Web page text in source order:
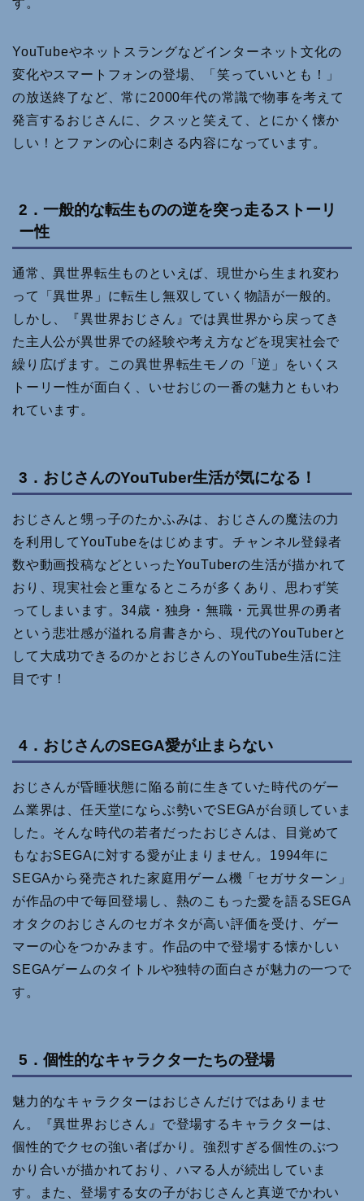
す。
YouTubeやネットスラングなどインターネット文化の
変化やスマートフォンの登場、「笑っていいとも！」
の放送終了など、常に2000年代の常識で物事を考えて
発言するおじさんに、クスッと笑えて、とにかく懐か
しい！とファンの心に刺さる内容になっています。
2．一般的な転生ものの逆を突っ走るストーリ
ー性
通常、異世界転生ものといえば、現世から生まれ変わ
って「異世界」に転生し無双していく物語が一般的。
しかし、『異世界おじさん』では異世界から戻ってき
た主人公が異世界での経験や考え方などを現実社会で
繰り広げます。この異世界転生モノの「逆」をいくス
トーリー性が面白く、いせおじの一番の魅力ともいわ
れています。
3．おじさんのYouTuber生活が気になる！
おじさんと甥っ子のたかふみは、おじさんの魔法の力
を利用してYouTubeをはじめます。チャンネル登録者
数や動画投稿などといったYouTuberの生活が描かれて
おり、現実社会と重なるところが多くあり、思わず笑
ってしまいます。34歳・独身・無職・元異世界の勇者
という悲壮感が溢れる肩書きから、現代のYouTuberと
して大成功できるのかとおじさんのYouTube生活に注
目です！
4．おじさんのSEGA愛が止まらない
おじさんが昏睡状態に陥る前に生きていた時代のゲー
ム業界は、任天堂にならぶ勢いでSEGAが台頭していま
した。そんな時代の若者だったおじさんは、目覚めて
もなおSEGAに対する愛が止まりません。1994年に
SEGAから発売された家庭用ゲーム機「セガサターン」
が作品の中で毎回登場し、熱のこもった愛を語るSEGA
オタクのおじさんのセガネタが高い評価を受け、ゲー
マーの心をつかみます。作品の中で登場する懐かしい
SEGAゲームのタイトルや独特の面白さが魅力の一つで
す。
5．個性的なキャラクターたちの登場
魅力的なキャラクターはおじさんだけではありませ
ん。『異世界おじさん』で登場するキャラクターは、
個性的でクセの強い者ばかり。強烈すぎる個性のぶつ
かり合いが描かれており、ハマる人が続出していま
す。また、登場する女の子がおじさんと真逆でかわい